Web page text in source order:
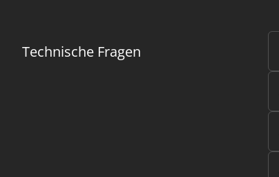
Technische Fragen